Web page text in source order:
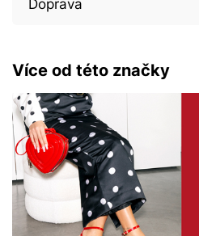
Doprava
Více od této značky